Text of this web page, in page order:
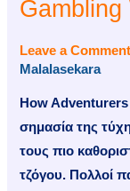
Gambling
Leave a Comment
Malalasekara
How
σημασία της
τους πιο
τζόγου. Πολλοί
Succeed
in
the